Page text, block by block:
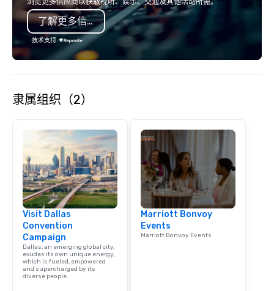
浏览更多供应商以获取视听、娱乐、交通及其他活动所需。
了解更多信息
技术支持
隶属组织（2）
Visit Dallas
Convention
Campaign
Dallas, an emerging global city,
exudes its own unique energy,
which is fueled, empowered
and supercharged by its
diverse people.
Marriott Bonvoy
Events
Marriott Bonvoy Events